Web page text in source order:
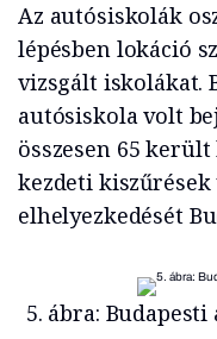
Az autósiskolák
lépésben lokáció
vizsgált iskolákat.
autósiskola volt
összesen 65
kezdeti
elhelyezkedését
5. ábra: